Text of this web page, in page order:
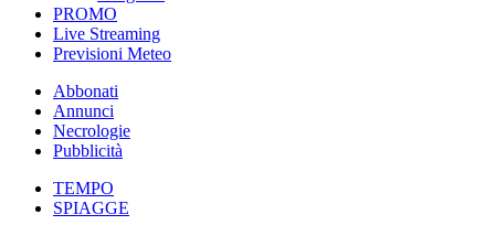
PROMO
Live Streaming
Previsioni Meteo
Abbonati
Annunci
Necrologie
Pubblicità
TEMPO
SPIAGGE